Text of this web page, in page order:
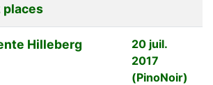
places
Hilleberg
20 juil.
2017
(PinoNoir)